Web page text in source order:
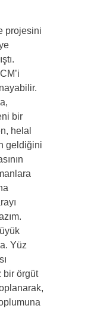
projesini
bir
helal
geldiğini
Yüz
bir örgüt